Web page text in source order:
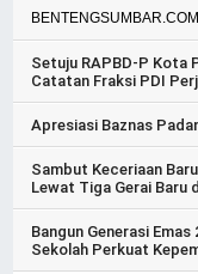
Setuju RAPBD-P Kota
Catatan Fraksi PDI
Apresiasi Baznas
Sambut Keceriaan
Lewat Tiga Gerai Baru
Bangun Generasi
Sekolah Perkuat